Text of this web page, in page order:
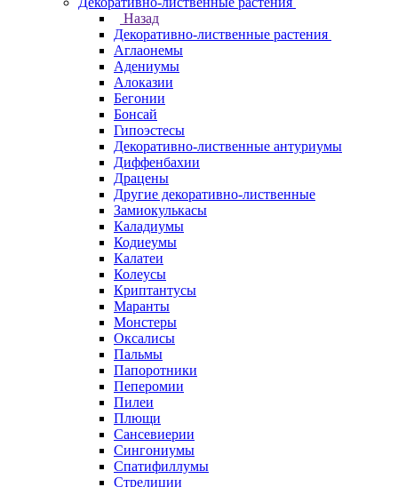
Назад
Декоративно-лиственные растения
Аглаонемы
Адениумы
Алоказии
Бегонии
Бонсай
Гипоэстесы
Декоративно-лиственные антуриумы
Диффенбахии
Драцены
Другие декоративно-лиственные
Замиокулькасы
Каладиумы
Кодиеумы
Калатеи
Колеусы
Криптантусы
Маранты
Монстеры
Оксалисы
Пальмы
Папоротники
Пеперомии
Пилеи
Плющи
Сансевиерии
Сингониумы
Спатифиллумы
Стрелиции